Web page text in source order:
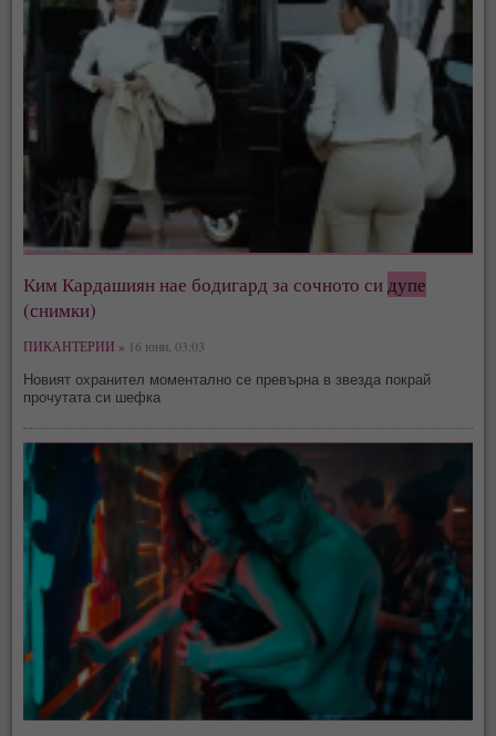
Ким Кардашиян нае бодигард за сочното сидупе
(снимки)
ПИКАНТЕРИИ » 16 юни, 03:03
Новият охранител моментално се превърна в звезда покрай
прочутата си шефка